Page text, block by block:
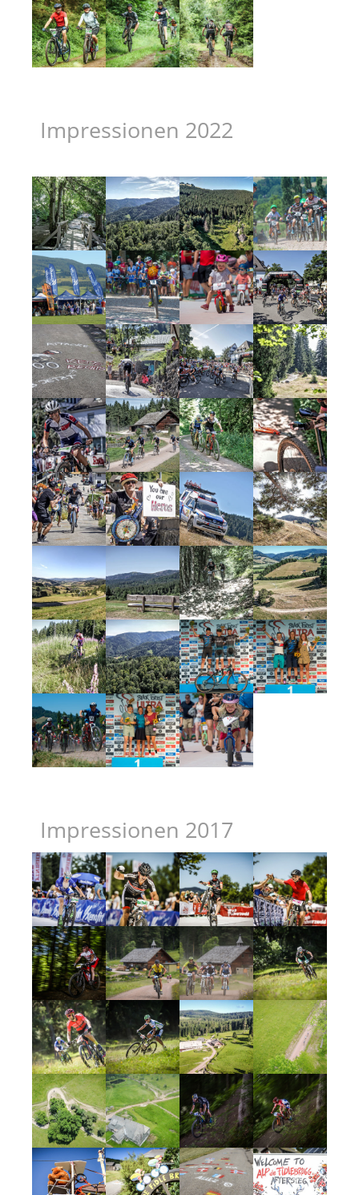
Impressionen 2022
Impressionen 2017